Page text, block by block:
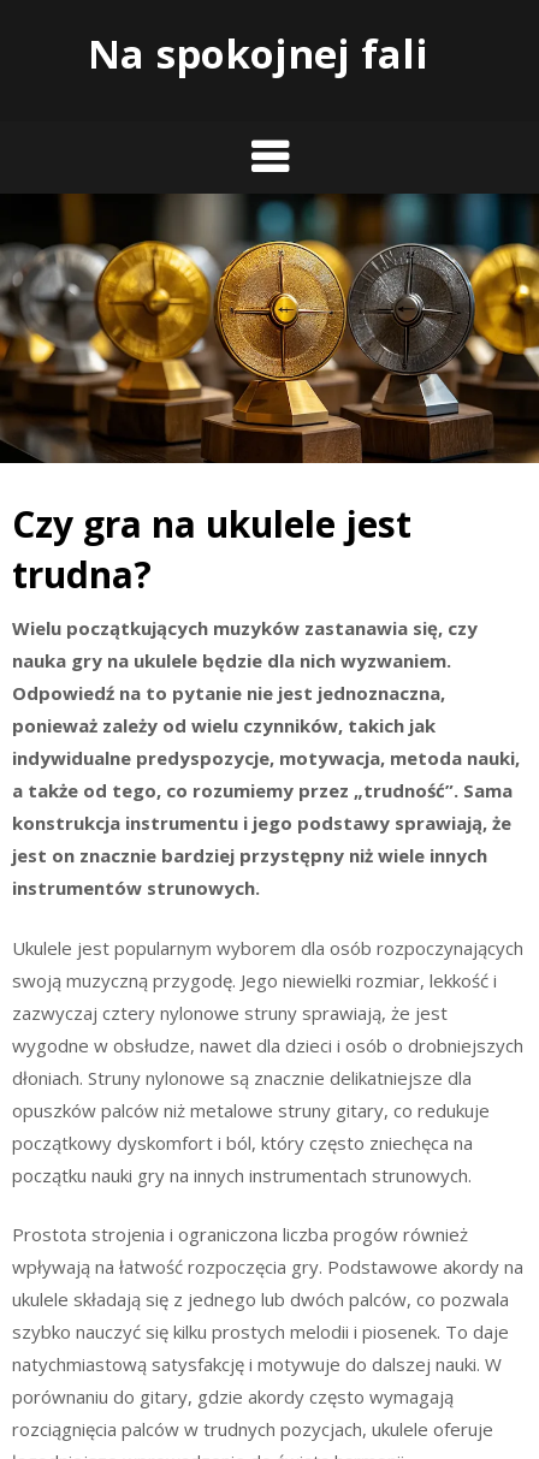
Na spokojnej fali
Czy gra na ukulele jest
trudna?
Wielu początkujących muzyków zastanawia się, czy
nauka gry na ukulele będzie dla nich wyzwaniem.
Odpowiedź na to pytanie nie jest jednoznaczna,
ponieważ zależy od wielu czynników, takich jak
indywidualne predyspozycje, motywacja, metoda nauki,
a także od tego, co rozumiemy przez „trudność”. Sama
konstrukcja instrumentu i jego podstawy sprawiają, że
jest on znacznie bardziej przystępny niż wiele innych
instrumentów strunowych.
Ukulele jest popularnym wyborem dla osób rozpoczynających
swoją muzyczną przygodę. Jego niewielki rozmiar, lekkość i
zazwyczaj cztery nylonowe struny sprawiają, że jest
wygodne w obsłudze, nawet dla dzieci i osób o drobniejszych
dłoniach. Struny nylonowe są znacznie delikatniejsze dla
opuszków palców niż metalowe struny gitary, co redukuje
początkowy dyskomfort i ból, który często zniechęca na
początku nauki gry na innych instrumentach strunowych.
Prostota strojenia i ograniczona liczba progów również
wpływają na łatwość rozpoczęcia gry. Podstawowe akordy na
ukulele składają się z jednego lub dwóch palców, co pozwala
szybko nauczyć się kilku prostych melodii i piosenek. To daje
natychmiastową satysfakcję i motywuje do dalszej nauki. W
porównaniu do gitary, gdzie akordy często wymagają
rozciągnięcia palców w trudnych pozycjach, ukulele oferuje